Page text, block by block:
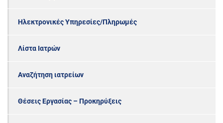
Ηλεκτρονικές Υπηρεσίες/Πληρωμές
Λίστα Ιατρών
Αναζήτηση ιατρείων
Θέσεις Εργασίας – Προκηρύξεις